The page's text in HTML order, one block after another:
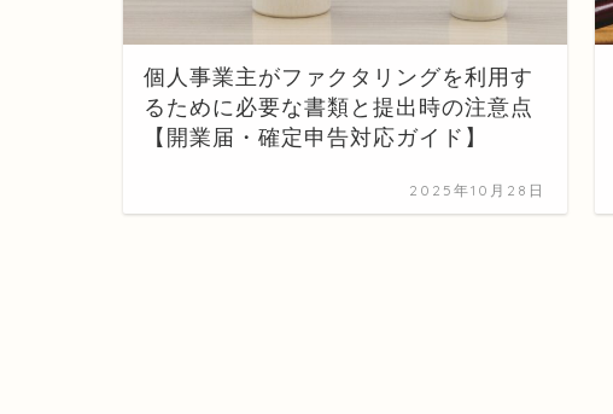
個人事業主がファクタリングを利用す
るために必要な書類と提出時の注意点
【開業届・確定申告対応ガイド】
2025年10月28日